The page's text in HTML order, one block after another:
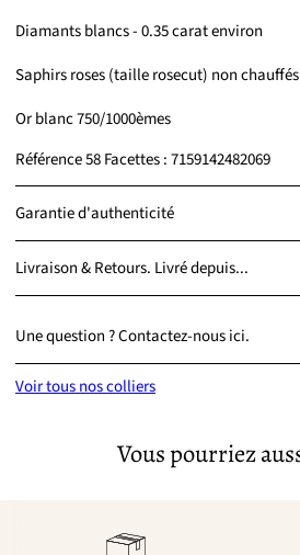
Diamants blancs - 0.35 carat environ
Saphirs roses (taille rosecut) non
Or blanc 750/1000èmes
Référence 58 Facettes : 7159142482069
Garantie d'authenticité
Livraison & Retours. Livré depuis...
Une question ? Contactez-nous ici.
Voir tous nos colliers
Vous pourriez